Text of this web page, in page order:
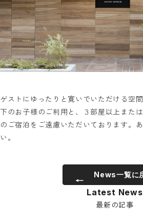
ゲストにゆったりと寛いでいただける空
下のお子様のご利用と、３部屋以上また
のご宿泊をご遠慮いただいております。
い。
News一覧に
Latest News
最新の記事